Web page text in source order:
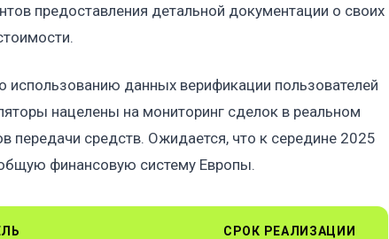
предоставления детальной документации о своих
данных верификации пользователей
нацелены на мониторинг сделок в реальном
передачи средств. Ожидается, что к середине 2025
финансовую систему Европы.
СРОК РЕАЛИЗАЦИИ